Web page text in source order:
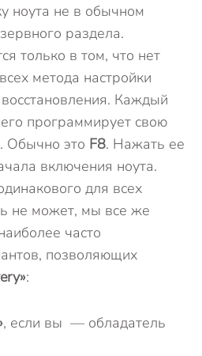
ноута не в обычном
раздела.
только в том, что нет
метода настройки
Каждый
программирует свою
Обычно это F8. Нажать ее
включения ноута.
для всех
не может, мы все же
часто
позволяющих
:
, если вы — обладатель